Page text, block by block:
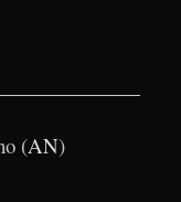
(AN)